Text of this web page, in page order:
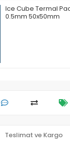
Ice Cube Termal
0.5mm 50x50mm
Teslimat ve Kargo